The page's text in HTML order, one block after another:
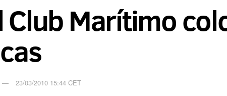
Club Marítimo
23/03/2010 15:44 CET